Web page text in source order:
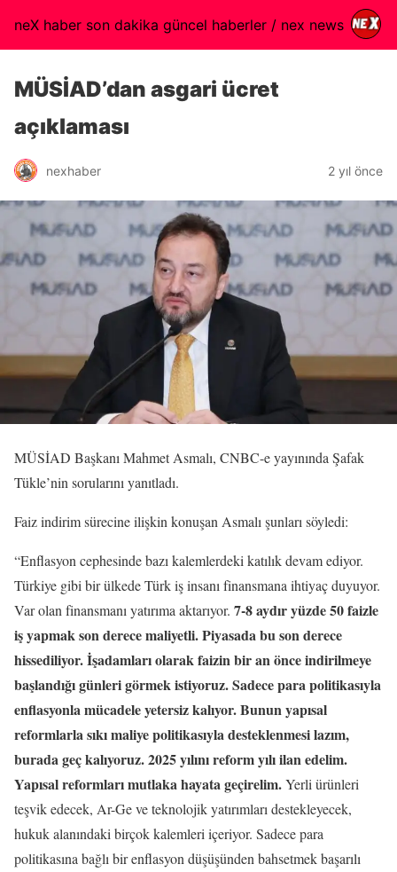
neX haber son dakika güncel haberler / nex news
MÜSİAD’dan asgari ücret
açıklaması
nexhaber 2 yıl önce
MÜSİAD Başkanı Mahmet Asmalı, CNBC-e yayınında Şafak
Tükle’nin sorularını yanıtladı.
Faiz indirim sürecine ilişkin konuşan Asmalı şunları söyledi:
“Enflasyon cephesinde bazı kalemlerdeki katılık devam ediyor.
Türkiye gibi bir ülkede Türk iş insanı finansmana ihtiyaç duyuyor.
Var olan finansmanı yatırıma aktarıyor. 7-8 aydır yüzde 50 faizle
iş yapmak son derece maliyetli. Piyasada bu son derece
hissediliyor. İşadamları olarak faizin bir an önce indirilmeye
başlandığı günleri görmek istiyoruz. Sadece para politikasıyla
enflasyonla mücadele yetersiz kalıyor. Bunun yapısal
reformlarla sıkı maliye politikasıyla desteklenmesi lazım,
burada geç kalıyoruz. 2025 yılını reform yılı ilan edelim.
Yapısal reformları mutlaka hayata geçirelim.Yerli ürünleri
teşvik edecek, Ar-Ge ve teknolojik yatırımları destekleyecek,
hukuk alanındaki birçok kalemleri içeriyor. Sadece para
politikasına bağlı bir enflasyon düşüşünden bahsetmek başarılı